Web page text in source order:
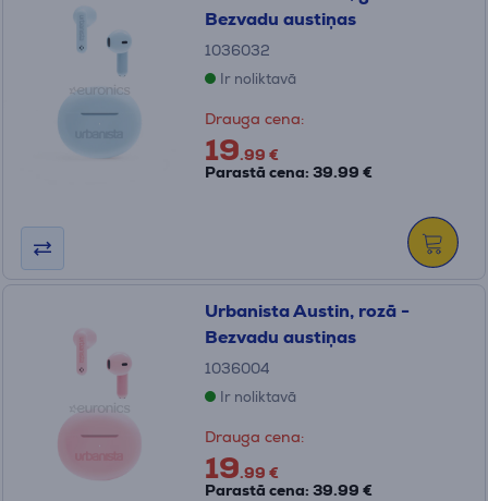
Bezvadu austiņas
1036032
Ir noliktavā
Drauga cena:
19.99 €
Parastā cena: 39.99 €
Urbanista Austin, rozā -
Bezvadu austiņas
1036004
Ir noliktavā
Drauga cena:
19.99 €
Parastā cena: 39.99 €